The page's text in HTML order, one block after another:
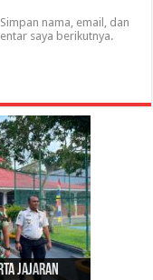
Simpan nama, email, dan
saya berikutnya.
Jajaran
di Polda
Sarana
Merah Putih